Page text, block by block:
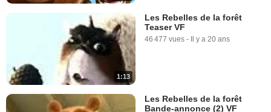
1:13
Les Rebelles de la forêt
Teaser VF
46 477 vues - Il y a 20 ans
Les Rebelles de la forêt
Bande-annonce (2) VF